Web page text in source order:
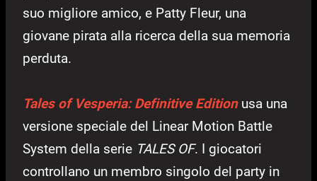
suo migliore amico, e Patty Fleur, una
giovane pirata alla ricerca della sua memoria
perduta.
Tales of Vesperia: Definitive Editionusa una
versione speciale del Linear Motion Battle
System della serie TALES OF. I giocatori
controllano un membro singolo del party in